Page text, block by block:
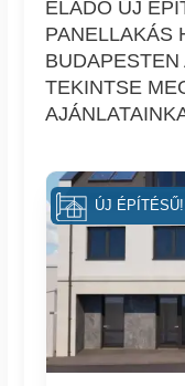
ELADÓ ÚJ
PANELLAKÁS
BUDAPESTEN
TEKINTSE
ÚJ ÉPÍTÉSŰ!